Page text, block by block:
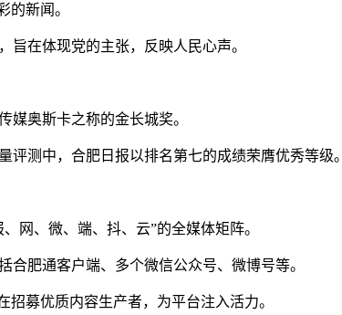
的新闻。
旨在体现党的主张，反映人民心声。
媒奥斯卡之称的金长城奖。
评测中，合肥日报以排名第七的成绩荣膺优秀等级。
网、微、端、抖、云”的全媒体矩阵。
合肥通客户端、多个微信公众号、微博号等。
招募优质内容生产者，为平台注入活力。